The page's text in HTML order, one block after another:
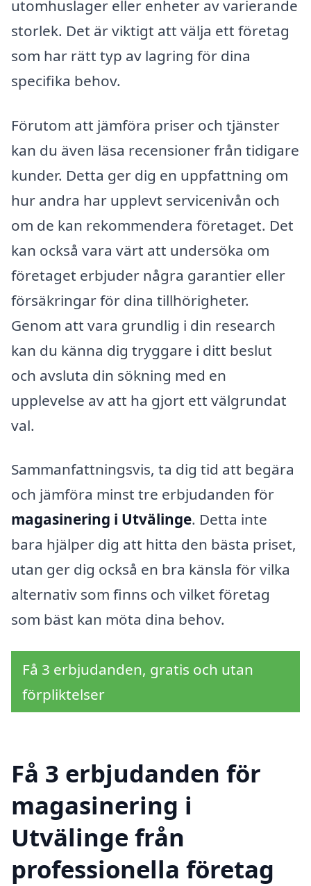
utomhuslager eller enheter av varierande
storlek. Det är viktigt att välja ett företag
som har rätt typ av lagring för dina
specifika behov.
Förutom att jämföra priser och tjänster
kan du även läsa recensioner från tidigare
kunder. Detta ger dig en uppfattning om
hur andra har upplevt servicenivån och
om de kan rekommendera företaget. Det
kan också vara värt att undersöka om
företaget erbjuder några garantier eller
försäkringar för dina tillhörigheter.
Genom att vara grundlig i din research
kan du känna dig tryggare i ditt beslut
och avsluta din sökning med en
upplevelse av att ha gjort ett välgrundat
val.
Sammanfattningsvis, ta dig tid att begära
och jämföra minst tre erbjudanden för
magasinering i Utvälinge. Detta inte
bara hjälper dig att hitta den bästa priset,
utan ger dig också en bra känsla för vilka
alternativ som finns och vilket företag
som bäst kan möta dina behov.
Få 3 erbjudanden, gratis och utan
förpliktelser
Få 3 erbjudanden för
magasinering i
Utvälinge från
professionella företag